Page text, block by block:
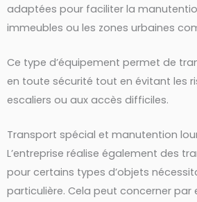
adaptées pour faciliter la
immeubles ou les zones urbaines
Ce type d’équipement permet de
en toute sécurité tout en évitant les
escaliers ou aux accès difficiles.
Transport spécial et manutention
L’entreprise réalise également des
pour certains types d’objets
particulière. Cela peut concerner par